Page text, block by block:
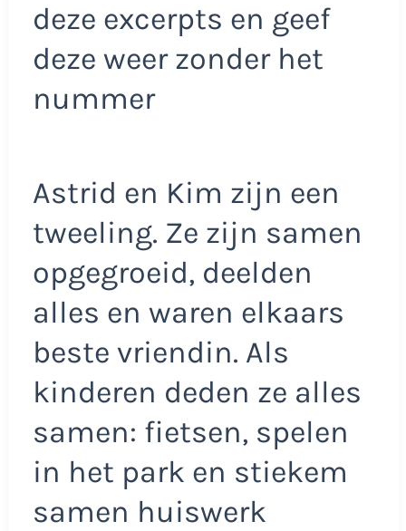
deze excerpts en geef
deze weer zonder het
nummer
Astrid en Kim zijn een
tweeling. Ze zijn samen
opgegroeid, deelden
alles en waren elkaars
beste vriendin. Als
kinderen deden ze alles
samen: fietsen, spelen
in het park en stiekem
samen huiswerk